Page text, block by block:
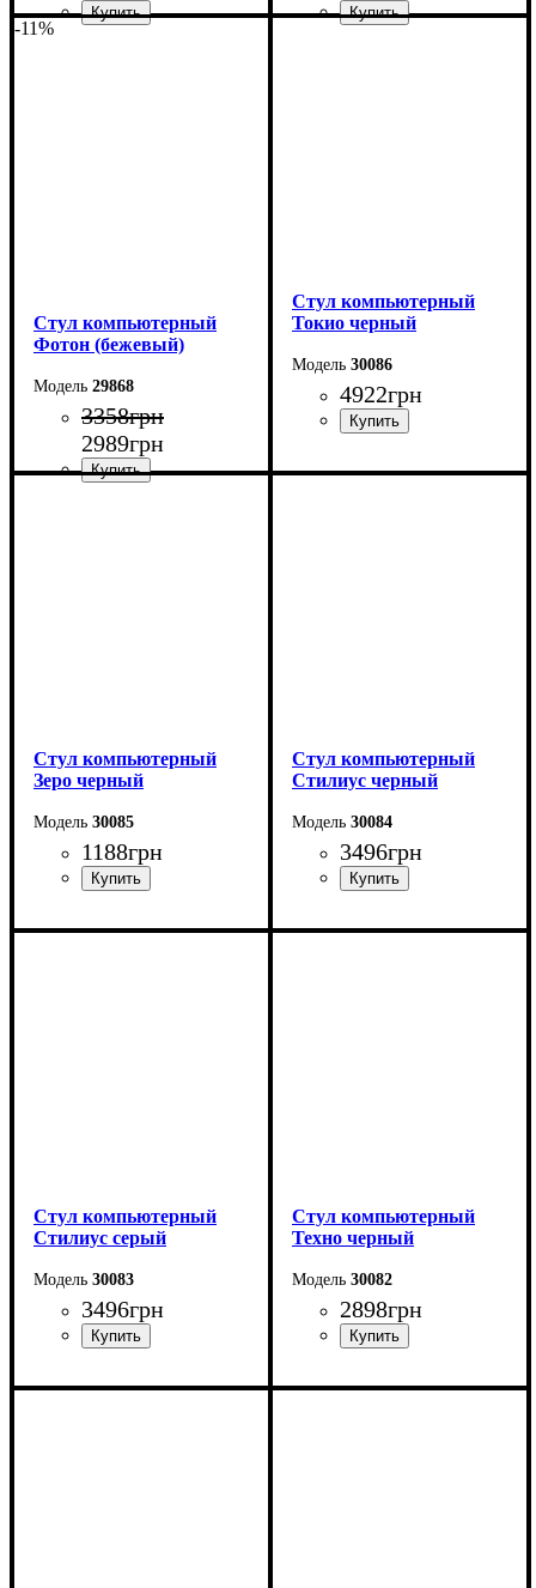
-11%
Стул компьютерный
Фотон (бежевый)
29868
3358грн
2989грн
Стул компьютерный
Токио черный
30086
4922грн
Стул компьютерный
Зеро черный
30085
1188грн
Стул компьютерный
Стилиус черный
30084
3496грн
Стул компьютерный
Стилиус серый
30083
3496грн
Стул компьютерный
Техно черный
30082
2898грн